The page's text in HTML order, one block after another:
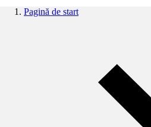
Pagină de start